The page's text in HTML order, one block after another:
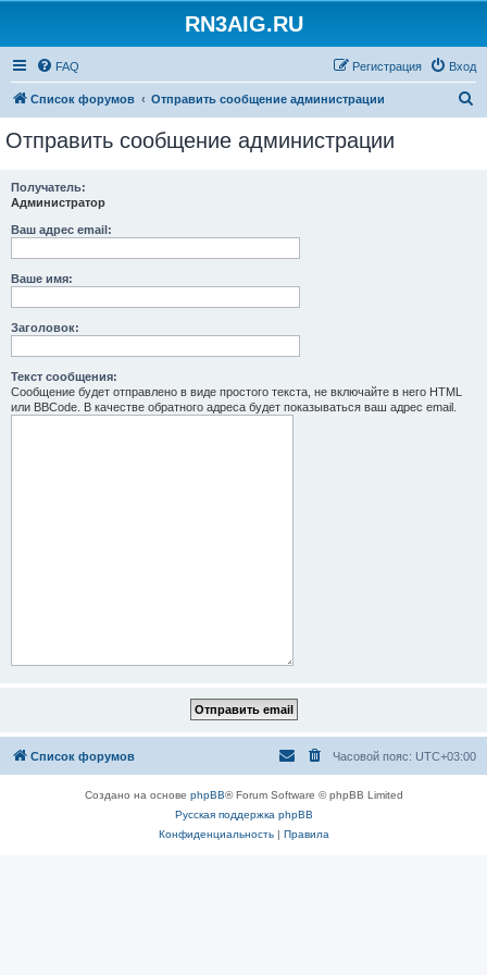
RN3AIG.RU
FAQ Вход
Регистрация
Список форумов Отправить сообщение администрации
Отправить сообщение администрации
Получатель:
Администратор
Ваш адрес email:
Ваше имя:
Заголовок:
Текст сообщения:
Сообщение будет отправлено в виде простого текста, не включайте в него HTML
или BBCode. В качестве обратного адреса будет показываться ваш адрес email.
Список форумов Часовой пояс: UTC+03:00
Создано на основе phpBB® Forum Software © phpBB Limited
Русская поддержка phpBB
Конфиденциальность| Правила